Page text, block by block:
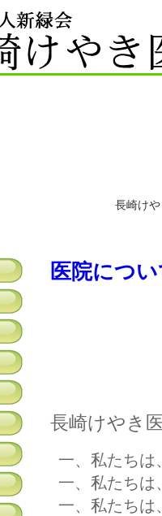
長崎け
医院につ
長崎けやき
一、私たちは
一、私たちは
一、私たちは